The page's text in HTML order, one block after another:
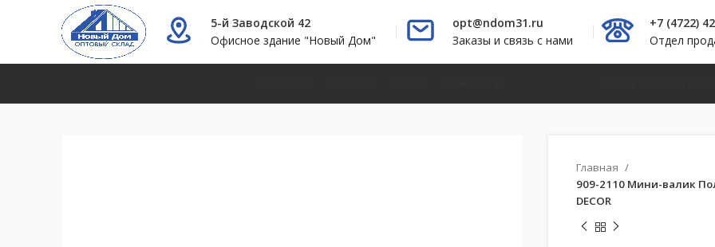
5-й Заводской 42
Офисное здание "Новый Дом"
opt@ndom31.ru
Заказы и связь с нами
+7 (4722)
Отдел
Главная
909-2110 Мини-валик
DECOR